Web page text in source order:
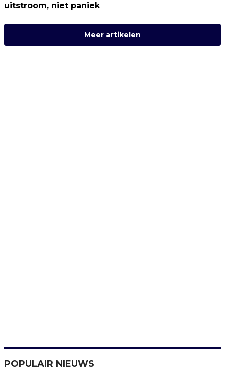
uitstroom, niet paniek
Meer artikelen
POPULAIR NIEUWS